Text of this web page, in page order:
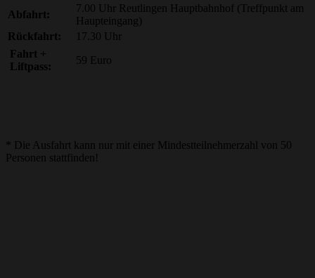
Abfahrt:
7.00 Uhr Reutlingen Hauptbahnhof (Treffpunkt am
Haupteingang)
Rückfahrt:
17.30 Uhr
Fahrt +
Liftpass:
59 Euro
* Die Ausfahrt kann nur mit einer Mindestteilnehmerzahl von 50
Personen stattfinden!